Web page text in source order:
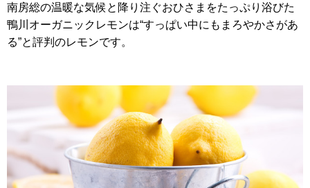
南房総の温暖な気候と降り注ぐおひさまをたっぷり浴びた
鴨川オーガニックレモンは“すっぱい中にもまろやかさがあ
る”と評判のレモンです。